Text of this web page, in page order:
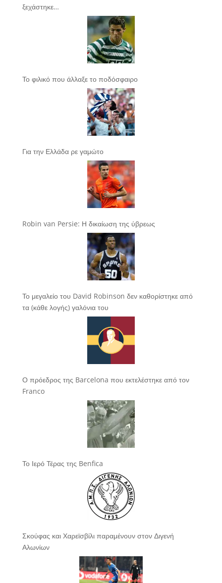
ξεχάστηκε…
Το φιλικό που άλλαξε το ποδόσφαιρο
Για την Ελλάδα ρε γαμώτο
Robin van Persie: Η δικαίωση της ύβρεως
Το μεγαλείο του David Robinson δεν καθορίστηκε από
τα (κάθε λογής) γαλόνια του
Ο πρόεδρος της Barcelona που εκτελέστηκε από τον
Franco
Το Ιερό Τέρας της Benfica
Σκούφας και Χαρεϊσβίλι παραμένουν στον Διγενή
Αλωνίων